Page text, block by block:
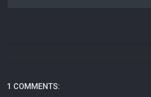
1 COMMENTS: